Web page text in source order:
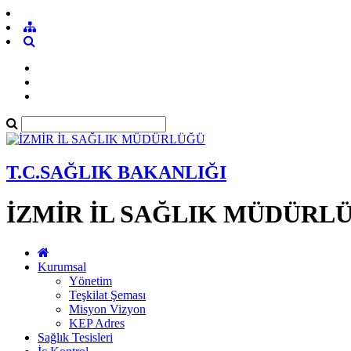
T.C.SAĞLIK BAKANLIĞI
İZMİR İL SAĞLIK
Kurumsal
Yönetim
Teşkilat Şeması
Misyon Vizyon
KEP Adres
Sağlık Tesisleri